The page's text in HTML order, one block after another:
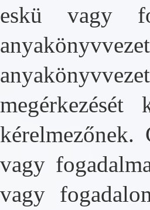
eskü vagy
kérelmezőnek.
vagy
vagy